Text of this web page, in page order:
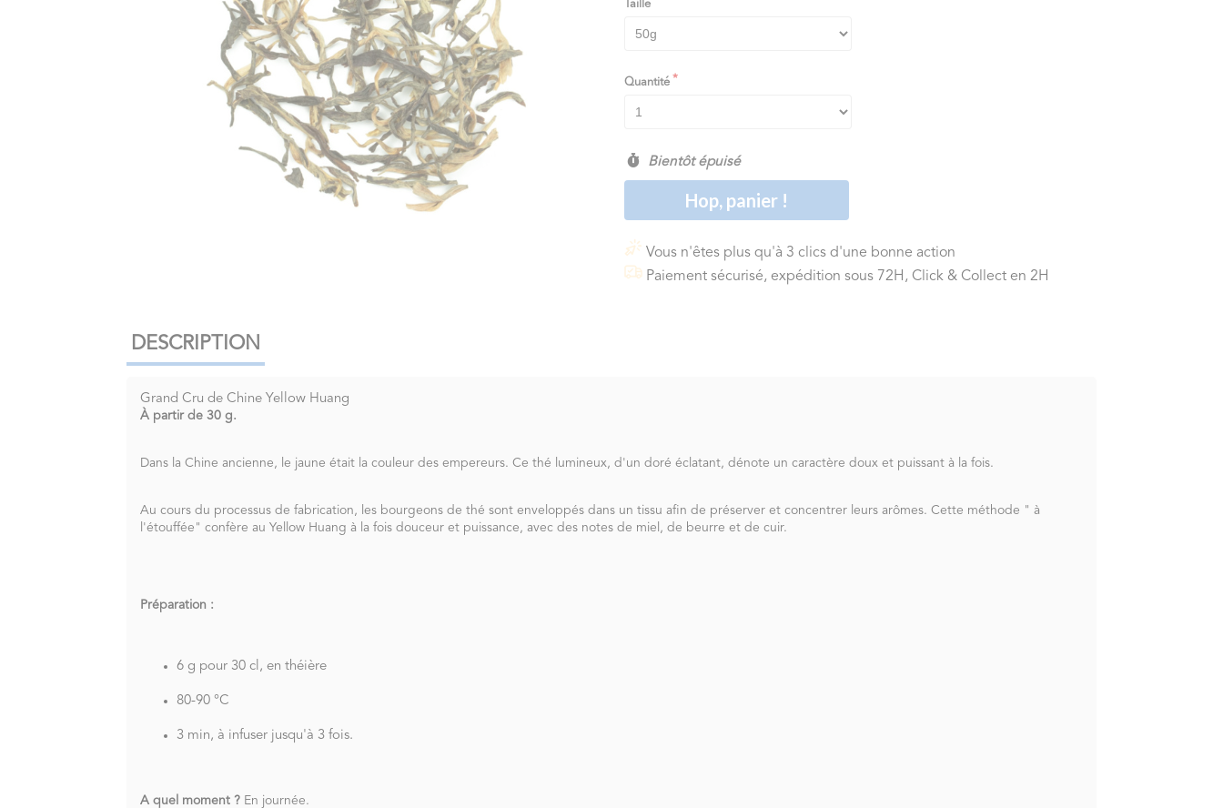
Taille
Quantité
Bientôt épuisé
Hop, panier !
Vous n'êtes plus qu'à 3 clics d'une bonne action
Paiement sécurisé, expédition sous 72H, Click & Collect en 2H
DESCRIPTION
Grand Cru de Chine Yellow Huang
À partir de30 g.
Dans la Chine ancienne, le jaune était la couleur des empereurs. Ce thé lumineux, d'un doré éclatant, dénote un caractère doux et puissant à la fois.
Au cours du processus de fabrication, les bourgeons de thé sont enveloppés dans un tissu afin de préserver et concentrer leurs arômes. Cette méthode " à
l'étouffée" confère au Yellow Huang à la fois douceur et puissance, avec des notes de miel, de beurre et de cuir.
Préparation :
6 g pour 30 cl, en théière
80-90 °C
3 min, à infuser jusqu'à 3 fois.
A quel moment ? En journée.